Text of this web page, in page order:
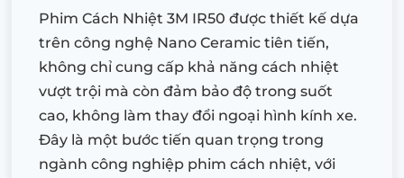
Phim Cách Nhiệt 3M IR50 được thiết kế dựa
trên công nghệ Nano Ceramic tiên tiến,
không chỉ cung cấp khả năng cách nhiệt
vượt trội mà còn đảm bảo độ trong suốt
cao, không làm thay đổi ngoại hình kính xe.
Đây là một bước tiến quan trọng trong
ngành công nghiệp phim cách nhiệt, với